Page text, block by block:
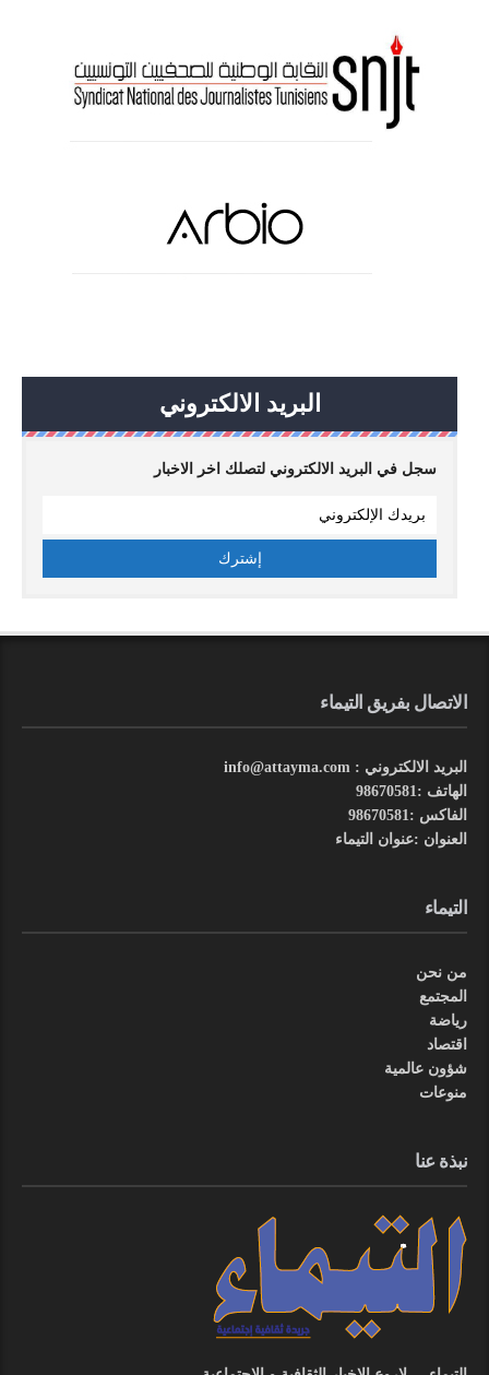
البريد الالكتروني
سجل في البريد الالكتروني لتصلك اخر الاخبار
الاتصال بفريق التيماء
البريد الالكتروني : info@attayma.com
الهاتف :98670581
الفاكس :98670581
العنوان :عنوان التيماء
التيماء
من نحن
المجتمع
رياضة
اقتصاد
شؤون عالمية
منوعات
نبذة عنا